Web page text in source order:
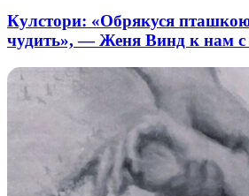
Кулстори: «Обрякуся
чудить», — Женя Винд к нам